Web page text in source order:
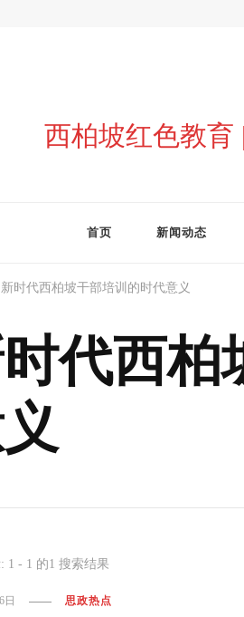
西柏坡红色教育
首页 新闻动态
新时代西柏坡干部培训的时代意义
代西柏
1 - 1 的1 搜索结果
日 思政热点